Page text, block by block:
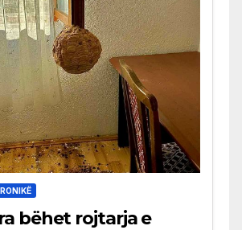
bëhet rojtarja e